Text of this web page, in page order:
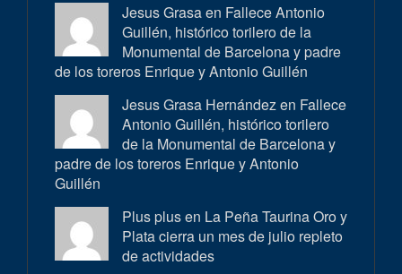
Jesus Grasa en Fallece Antonio
Guillén, histórico torilero de la
Monumental de Barcelona y padre
de los toreros Enrique y Antonio Guillén
Jesus Grasa Hernández en Fallece
Antonio Guillén, histórico torilero
de la Monumental de Barcelona y
padre de los toreros Enrique y Antonio
Guillén
Plus plus en La Peña Taurina Oro y
Plata cierra un mes de julio repleto
de actividades